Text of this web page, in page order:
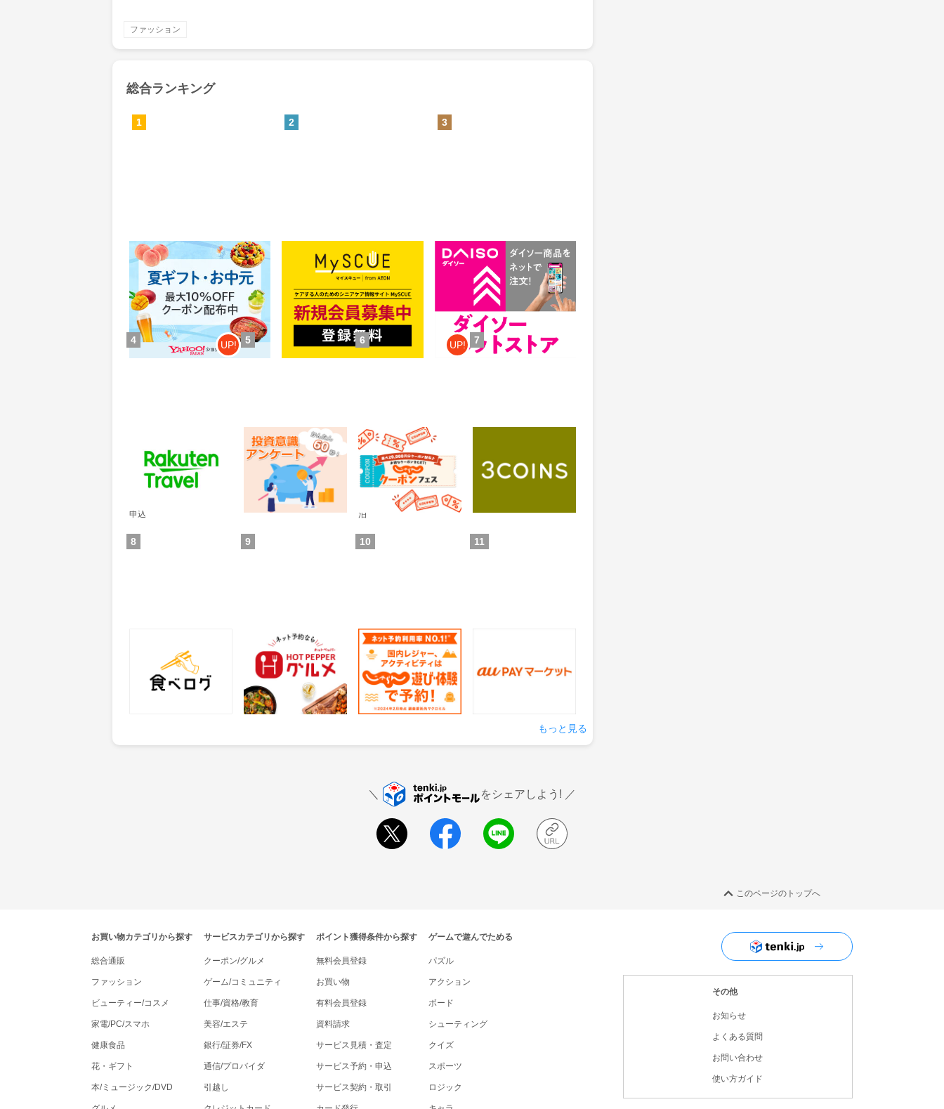
ファッション
総合ランキング
Yahoo!ショッピング(ヤフー シ
ョッピング)
1
0.46% 還元
獲得条件：お買い物
MySCUE（マイスキュー）
2
獲得条件：無料会員登録
公式通販【ダイソーネットスト
ア】
3
還元
獲得条件：お買い物
4 UP!
ポイント
通常：50ポイント
申込
レオンワークス 投資ア
ンケート
5
ポイント
獲得条件：その他(ため方)
じゃらんnet
6 UP!
0.6%
還元
通常：0.5%還元
獲得条件：ホテル・旅館宿
泊
ONLINE STORE（パル
クローゼットオンライ
7
1%還元
8
ポイント
獲得条件：サービス予約・
ホットペッパーグルメ
9
50 ポイント
獲得条件：店舗への来店
じゃらん 遊び・体験予
10
1.5%還元
獲得条件：サービス予約・
申込
11
0.5% 還元
もっと見る
をシェアしよう!
このページのトップへ
tenki.jpポイントモールナビゲーション
お買い物カテゴリから探す
総合通販
ファッション
ビューティー/コスメ
家電/PC/スマホ
健康食品
花・ギフト
本/ミュージック/DVD
サービスカテゴリから探す
クーポン/グルメ
ゲーム/コミュニティ
仕事/資格/教育
美容/エステ
銀行/証券/FX
通信/プロバイダ
引越し
ポイント獲得条件から探す
無料会員登録
お買い物
有料会員登録
資料請求
サービス見積・査定
サービス予約・申込
サービス契約・取引
ゲームで遊んでためる
パズル
アクション
ボード
シューティング
クイズ
スポーツ
ロジック
ユーザーナビゲーション
その他
お知らせ
よくある質問
お問い合わせ
使い方ガイド